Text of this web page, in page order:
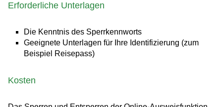
Erforderliche Unterlagen
Die Kenntnis des Sperrkennworts
Geeignete Unterlagen für Ihre Identifizierung (zum
Beispiel Reisepass)
Kosten